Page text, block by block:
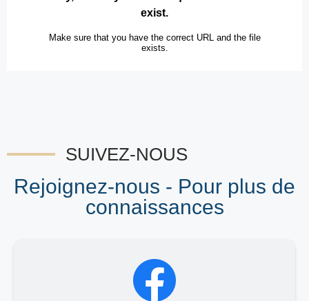
SUIVEZ-NOUS
Rejoignez-nous - Pour plus de
connaissances